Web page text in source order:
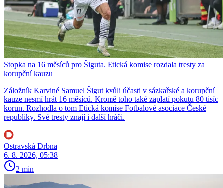
Stopka na 16 měsíců pro Šiguta. Etická komise rozdala tresty za
korupční kauzu
Záložník Karviné Samuel Šigut kvůli účasti v sázkařské a korupční
kauze nesmí hrát 16 měsíců. Kromě toho také zaplatí pokutu 80 tisíc
korun. Rozhodla o tom Etická komise Fotbalové asociace České
republiky. Své tresty znají i další hráči.
Ostravská Drbna
6. 8. 2026, 05:38
2 min